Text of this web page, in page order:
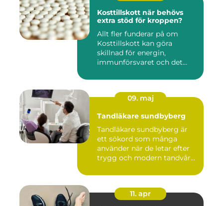
Kosttillskott när behövs
extra stöd för kroppen?
Allt fler funderar på om
Kosttillskott kan göra
skillnad för energin,
immunförsvaret och det
09. maj
Tandläkare sundbyberg
Tandläkare sundbyberg är
ett sökord som många
använder när de letar efter
trygg och modern tandvård
11. apr